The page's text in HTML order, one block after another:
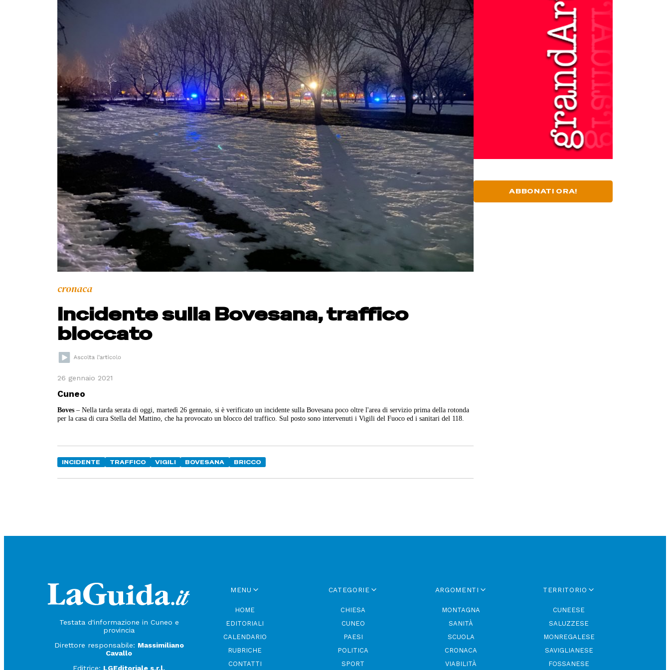
cronaca
Incidente sulla Bovesana, traffico
bloccato
26 gennaio 2021
Cuneo
Boves – Nella tarda serata di oggi, martedì 26 gennaio, si è verificato un incidente sulla Bovesana poco oltre l'area di servizio prima della rotonda
per la casa di cura Stella del Mattino, che ha provocato un blocco del traffico. Sul posto sono intervenuti i Vigili del Fuoco ed i sanitari del 118.
INCIDENTE TRAFFICO VIGILI BOVESANA BRICCO
ABBONATI ORA!
Testata d'informazione in Cuneo e
provincia
Direttore responsabile: Massimiliano
Cavallo
Editrice: LGEditoriale s.r.l.
MENU
HOME
EDITORIALI
CALENDARIO
RUBRICHE
CONTATTI
CATEGORIE
CHIESA
CUNEO
PAESI
POLITICA
SPORT
ARGOMENTI
MONTAGNA
SANITÀ
SCUOLA
CRONACA
VIABILITÀ
TERRITORIO
CUNEESE
SALUZZESE
MONREGALESE
SAVIGLIANESE
FOSSANESE